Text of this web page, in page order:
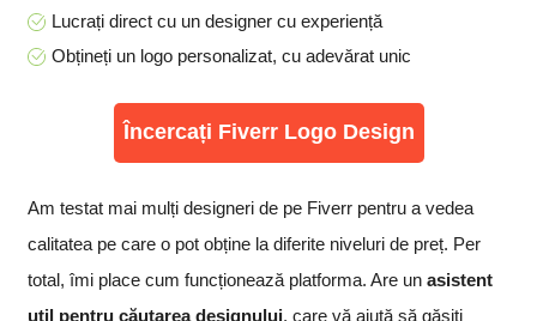
Lucrați direct cu un designer cu experiență
Obțineți un logo personalizat, cu adevărat unic
Încercați Fiverr Logo Design
Am testat mai mulți designeri de pe Fiverr pentru a vedea
calitatea pe care o pot obține la diferite niveluri de preț. Per
total, îmi place cum funcționează platforma. Are un asistent
util pentru căutarea designului, care vă ajută să găsiți